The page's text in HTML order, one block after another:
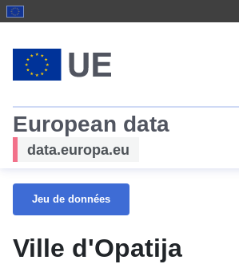
European data
data.europa.eu
Jeu de données
Ville d'Opatija